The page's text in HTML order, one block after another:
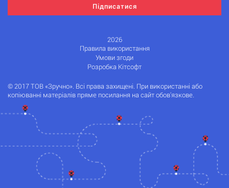
Підписатися
2026
Правила використання
Умови згоди
Розробка Кітсофт
© 2017 ТОВ «Зручно». Всі права захищені. При використанні або
копіюванні матеріалів пряме посилання на сайт обов'язкове.